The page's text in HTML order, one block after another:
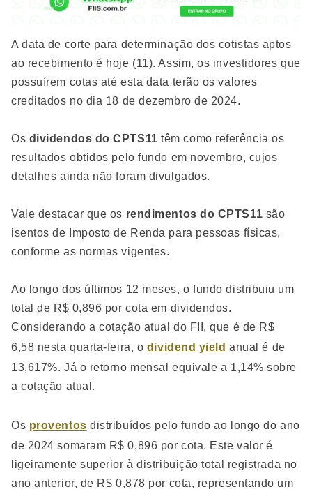
A data de corte para determinação dos cotistas aptos
ao recebimento é hoje (11). Assim, os investidores que
possuírem cotas até esta data terão os valores
creditados no dia 18 de dezembro de 2024.
Os dividendos do CPTS11 têm como referência os
resultados obtidos pelo fundo em novembro, cujos
detalhes ainda não foram divulgados.
Vale destacar que os rendimentos do CPTS11 são
isentos de Imposto de Renda para pessoas físicas,
conforme as normas vigentes.
Ao longo dos últimos 12 meses, o fundo distribuiu um
total de R$ 0,896 por cota em dividendos.
Considerando a cotação atual do FII, que é de R$
6,58 nesta quarta-feira, o dividend yield anual é de
13,617%. Já o retorno mensal equivale a 1,14% sobre
a cotação atual.
Os proventos distribuídos pelo fundo ao longo do ano
de 2024 somaram R$ 0,896 por cota. Este valor é
ligeiramente superior à distribuição total registrada no
ano anterior, de R$ 0,878 por cota, representando um